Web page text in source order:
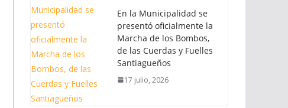
En la Municipalidad se
presentó oficialmente la
Marcha de los Bombos,
de las Cuerdas y Fuelles
Santiagueños
17 julio, 2026